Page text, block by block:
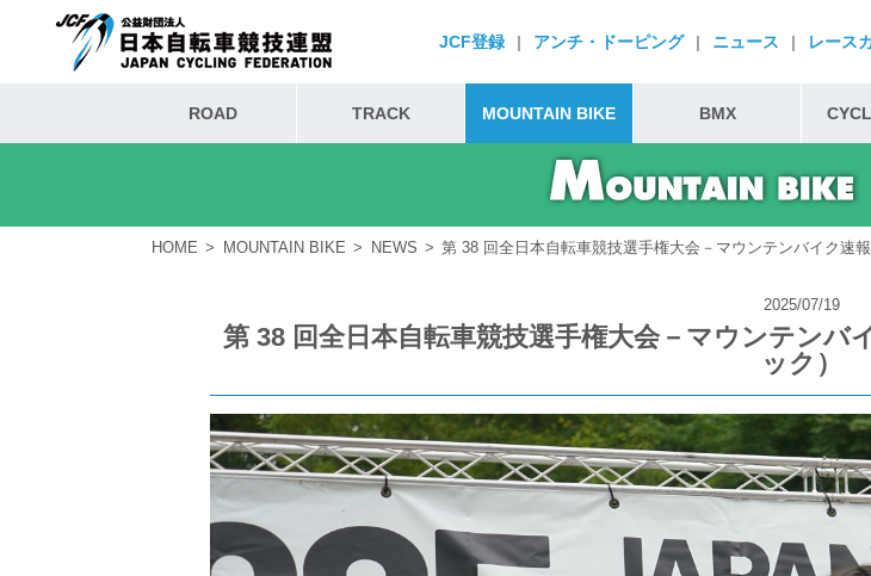
JCF登録 | アンチ・ドーピング | ニュース | レース
ROAD TRACK MOUNTAIN BIKE BMX
HOME MOUNTAIN BIKE NEWS 第 38 回全日本自転車競技選手権大会－マウンテンバイク速
2025/07/19
第 38 回全日本自転車競技選手権大会－マウンテン
ック）